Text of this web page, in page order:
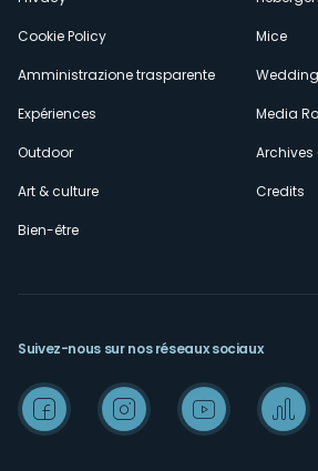
Cookie Policy
Amministrazione trasparente
Expériences
Outdoor
Art & culture
Bien-être
Mice
Wedding
Media
Archives
Credits
Suivez-nous sur nos réseaux sociaux